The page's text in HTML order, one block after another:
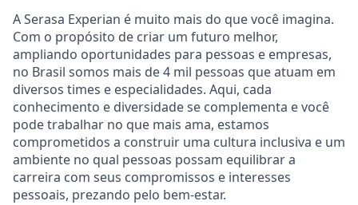
A Serasa Experian é muito mais do que você imagina.
Com o propósito de criar um futuro melhor,
ampliando oportunidades para pessoas e empresas,
no Brasil somos mais de 4 mil pessoas que atuam em
diversos times e especialidades. Aqui, cada
conhecimento e diversidade se complementa e você
pode trabalhar no que mais ama, estamos
comprometidos a construir uma cultura inclusiva e um
ambiente no qual pessoas possam equilibrar a
carreira com seus compromissos e interesses
pessoais, prezando pelo bem-estar.